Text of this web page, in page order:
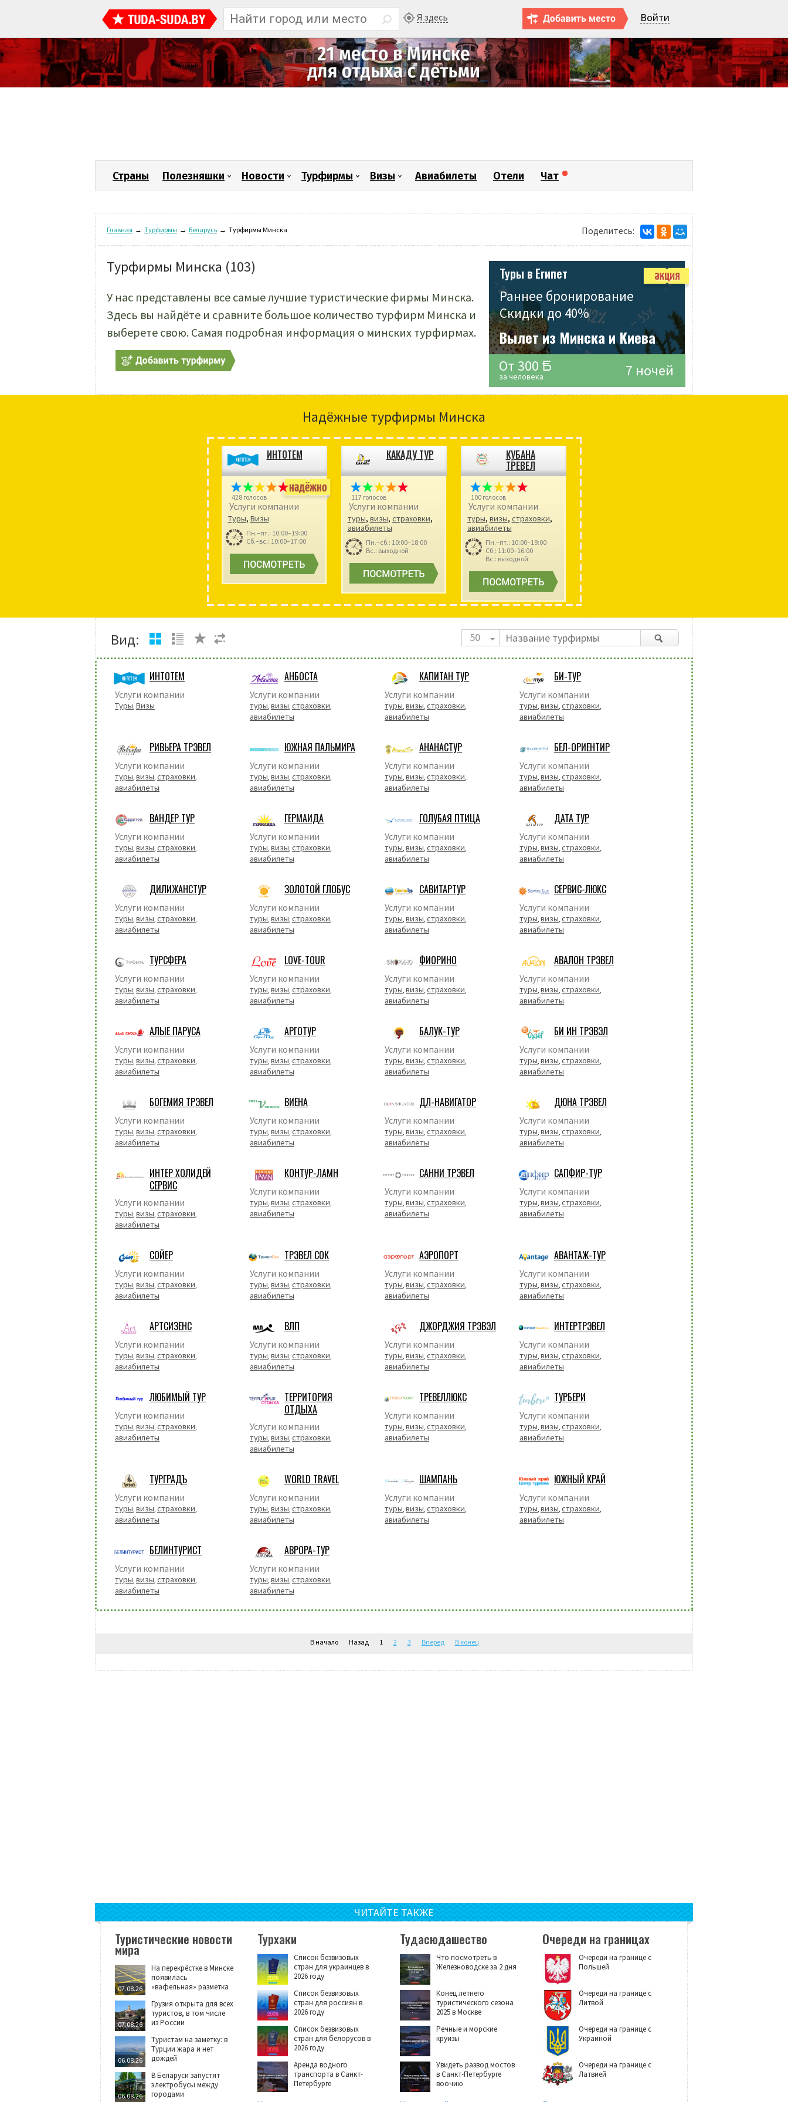
Я здесь Войти
Страны Полезняшки Новости Турфирмы Визы Авиабилеты Отели Чат
Главная → Турфирмы → Беларусь → Турфирмы Минска Поделитесь:
Турфирмы Минска (103)
У нас представлены все самые лучшие туристические фирмы Минска.
Здесь вы найдёте и сравните большое количество турфирм Минска и
выберете свою. Самая подробная информация о минских турфирмах.
Туры в Египет
Раннее бронирование
Скидки до 40%
Вылет из Минска и Киева
От 300
за человека 7 ночей
Надёжные турфирмы Минска
ИНТОТЕМ
428 голосов
надёжно
Услуги компании
Туры, Визы
Пн.–пт.: 10:00–19:00
Сб.–вс.: 10:00–17:00
КАКАДУ ТУР
117 голосов
Услуги компании
туры, визы, страховки,
авиабилеты
Пн.–сб.: 10:00–18:00
Вс.: выходной
КУБАНА
ТРЕВЕЛ
100 голосов
Услуги компании
туры, визы, страховки,
авиабилеты
Пн.–пт.: 10:00–19:00
Сб.: 11:00–16:00
Вс.: выходной
Вид: 50
ИНТОТЕМ
Услуги компании
Туры, Визы
АНБОСТА
Услуги компании
туры, визы, страховки,
авиабилеты
КАПИТАН ТУР
Услуги компании
туры, визы, страховки,
авиабилеты
БИ-ТУР
Услуги компании
туры, визы, страховки,
авиабилеты
РИВЬЕРА ТРЭВЕЛ
Услуги компании
туры, визы, страховки,
авиабилеты
ЮЖНАЯ ПАЛЬМИРА
Услуги компании
туры, визы, страховки,
авиабилеты
АНАНАСТУР
Услуги компании
туры, визы, страховки,
авиабилеты
БЕЛ-ОРИЕНТИР
Услуги компании
туры, визы, страховки,
авиабилеты
ВАНДЕР ТУР
Услуги компании
туры, визы, страховки,
авиабилеты
ГЕРМАИДА
Услуги компании
туры, визы, страховки,
авиабилеты
ГОЛУБАЯ ПТИЦА
Услуги компании
туры, визы, страховки,
авиабилеты
ДАТА ТУР
Услуги компании
туры, визы, страховки,
авиабилеты
ДИЛИЖАНСТУР
Услуги компании
туры, визы, страховки,
авиабилеты
ЗОЛОТОЙ ГЛОБУС
Услуги компании
туры, визы, страховки,
авиабилеты
САВИТАРТУР
Услуги компании
туры, визы, страховки,
авиабилеты
СЕРВИС-ЛЮКС
Услуги компании
туры, визы, страховки,
авиабилеты
ТУРСФЕРА
Услуги компании
туры, визы, страховки,
авиабилеты
LOVE-TOUR
Услуги компании
туры, визы, страховки,
авиабилеты
ФИОРИНО
Услуги компании
туры, визы, страховки,
авиабилеты
АВАЛОН ТРЭВЕЛ
Услуги компании
туры, визы, страховки,
авиабилеты
АЛЫЕ ПАРУСА
Услуги компании
туры, визы, страховки,
авиабилеты
АРГОТУР
Услуги компании
туры, визы, страховки,
авиабилеты
БАЛУК-ТУР
Услуги компании
туры, визы, страховки,
авиабилеты
БИ ИН ТРЭВЭЛ
Услуги компании
туры, визы, страховки,
авиабилеты
БОГЕМИЯ ТРЭВЕЛ
Услуги компании
туры, визы, страховки,
авиабилеты
ВИЕНА
Услуги компании
туры, визы, страховки,
авиабилеты
ДЛ-НАВИГАТОР
Услуги компании
туры, визы, страховки,
авиабилеты
ДЮНА ТРЭВЕЛ
Услуги компании
туры, визы, страховки,
авиабилеты
ИНТЕР ХОЛИДЕЙ
СЕРВИС
Услуги компании
туры, визы, страховки,
авиабилеты
КОНТУР-ЛАМН
Услуги компании
туры, визы, страховки,
авиабилеты
САННИ ТРЭВЕЛ
Услуги компании
туры, визы, страховки,
авиабилеты
САПФИР-ТУР
Услуги компании
туры, визы, страховки,
авиабилеты
СОЙЕР
Услуги компании
туры, визы, страховки,
авиабилеты
ТРЭВЕЛ СОК
Услуги компании
туры, визы, страховки,
авиабилеты
АЭРОПОРТ
Услуги компании
туры, визы, страховки,
авиабилеты
АВАНТАЖ-ТУР
Услуги компании
туры, визы, страховки,
авиабилеты
АРТСИЗЕНС
Услуги компании
туры, визы, страховки,
авиабилеты
ВЛП
Услуги компании
туры, визы, страховки,
авиабилеты
ДЖОРДЖИЯ ТРЭВЭЛ
Услуги компании
туры, визы, страховки,
авиабилеты
ИНТЕРТРЭВЕЛ
Услуги компании
туры, визы, страховки,
авиабилеты
ЛЮБИМЫЙ ТУР
Услуги компании
туры, визы, страховки,
авиабилеты
ТЕРРИТОРИЯ
ОТДЫХА
Услуги компании
туры, визы, страховки,
авиабилеты
ТРЕВЕЛЛЮКС
Услуги компании
туры, визы, страховки,
авиабилеты
ТУРБЕРИ
Услуги компании
туры, визы, страховки,
авиабилеты
ТУРГРАДЪ
Услуги компании
туры, визы, страховки,
авиабилеты
WORLD TRAVEL
Услуги компании
туры, визы, страховки,
авиабилеты
ШАМПАНЬ
Услуги компании
туры, визы, страховки,
авиабилеты
ЮЖНЫЙ КРАЙ
Услуги компании
туры, визы, страховки,
авиабилеты
БЕЛИНТУРИСТ
Услуги компании
туры, визы, страховки,
авиабилеты
АВРОРА-ТУР
Услуги компании
туры, визы, страховки,
авиабилеты
В начало Назад 1 2 3 Вперед В конец
ЧИТАЙТЕ ТАКЖЕ
Туристические новости
мира
07.08.26
На перекрёстке в Минске
появилась
«вафельная» разметка
07.08.26
Грузия открыта для всех
туристов, в том числе
из России
06.08.26
Туристам на заметку: в
Турции жара и нет
дождей
06.08.26
В Беларуси запустят
электробусы между
городами
Турхаки
Список безвизовых
стран для украинцев в
2026 году
Список безвизовых
стран для россиян в
2026 году
Список безвизовых
стран для белорусов в
2026 году
Аренда водного
транспорта в Санкт-
Петербурге
Тудасюдашество
Что посмотреть в
Железноводске за 2 дня
Конец летнего
туристического сезона
2025 в Москве
Речные и морские
круизы
Увидеть развод мостов
в Санкт-Петербурге
воочию
Очереди на границах
Очереди на границе с
Польшей
Очереди на границе с
Литвой
Очереди на границе с
Украиной
Очереди на границе с
Латвией